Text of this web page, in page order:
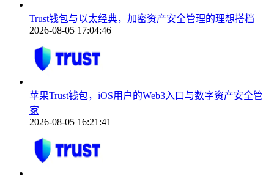
Trust钱包与以太经典，加密资产安全管理的理想搭档
2026-08-05 17:04:46
苹果Trust钱包，iOS用户的Web3入口与数字资产安全管
家
2026-08-05 16:21:41